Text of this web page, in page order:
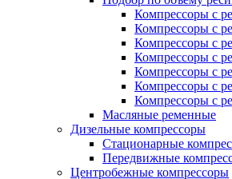
Компрессоры с
Компрессоры с
Компрессоры с
Компрессоры с
Компрессоры с
Компрессоры с
Компрессоры с
Масляные ременные
Дизельные компрессоры
Стационарные
Передвижные
Центробежные компрессоры